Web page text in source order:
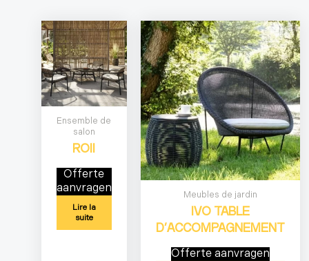
Ensemble de
salon
ROII
Offerte
aanvragen
Lire la
suite
Meubles de jardin
IVO TABLE
D’ACCOMPAGNEMENT
Offerte aanvragen